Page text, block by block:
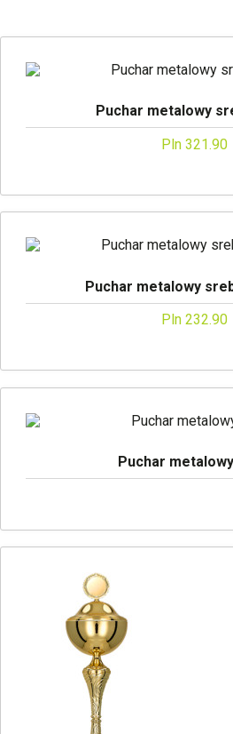
Puchar metalowy
Pln 321.90
Puchar metalowy
Pln 232.90
Puchar